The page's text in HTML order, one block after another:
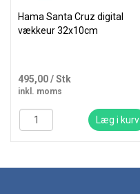
Hama Santa Cruz digital
vækkeur 32x10cm
495,00/ Stk
inkl. moms
Læg i kurv